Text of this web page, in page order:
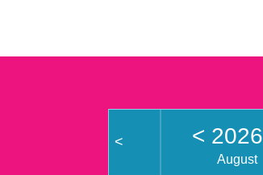
< < 2026
August